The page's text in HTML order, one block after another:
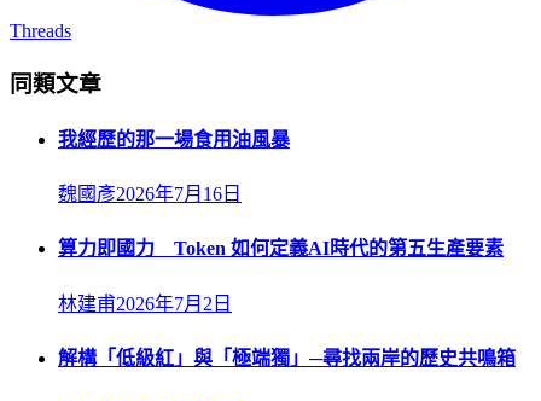
Threads
同類文章
我經歷的那一場食用油風暴
魏國彥2026年7月16日
算力即國力 Token 如何定義AI時代的第五生產要素
林建甫2026年7月2日
解構「低級紅」與「極端獨」─尋找兩岸的歷史共鳴箱